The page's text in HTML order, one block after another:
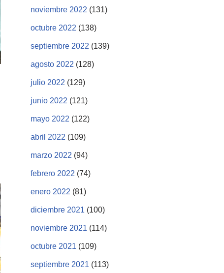
noviembre 2022 (131)
octubre 2022 (138)
septiembre 2022 (139)
agosto 2022 (128)
julio 2022 (129)
junio 2022 (121)
mayo 2022 (122)
abril 2022 (109)
marzo 2022 (94)
febrero 2022 (74)
enero 2022 (81)
diciembre 2021 (100)
noviembre 2021 (114)
octubre 2021 (109)
septiembre 2021 (113)